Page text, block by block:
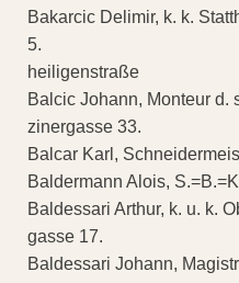
Bakarcic Delimir, k. k.
5.
heiligenstraße
Balcic Johann, Monteur d.
zinergasse 33.
Balcar Karl,
Baldermann Alois,
Baldessari Arthur, k. u. k.
gasse 17.
Baldessari Johann,